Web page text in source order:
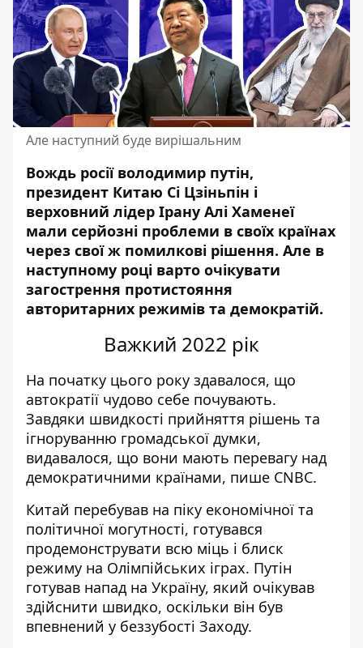
Але наступний буде вирішальним
Вождь росії володимир путін,
президент Китаю Сі Цзіньпін і
верховний лідер Ірану Алі Хаменеї
мали серйозні проблеми в своїх країнах
через свої ж помилкові рішення. Але в
наступному році варто очікувати
загострення протистояння
авторитарних режимів та демократій.
Важкий 2022 рік
На початку цього року здавалося, що
автократії чудово себе почувають.
Завдяки швидкості прийняття рішень та
ігноруванню громадської думки,
видавалося, що вони мають перевагу над
демократичними країнами, пише CNBC.
Китай перебував на піку економічної та
політичної могутності, готувався
продемонструвати всю міць і блиск
режиму на Олімпійських іграх. Путін
готував напад на Україну, який очікував
здійснити швидко, оскільки він був
впевнений у беззубості Заходу.